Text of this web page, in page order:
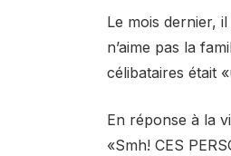
Le mois dernier,
n’aime pas la
célibataires était
En réponse à la
«Smh! CES